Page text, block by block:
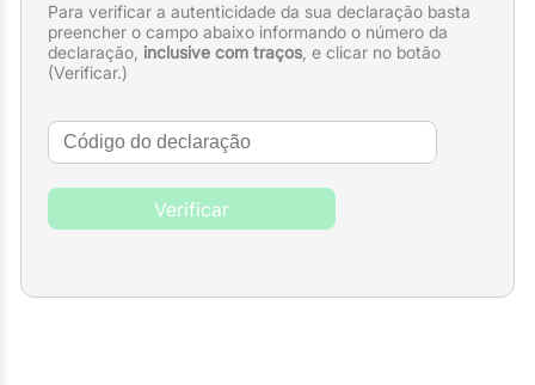
Para verificar a autenticidade da sua declaração basta
preencher o campo abaixo informando o número da
declaração, inclusive com traços , e clicar no botão
(Verificar.)
Verificar